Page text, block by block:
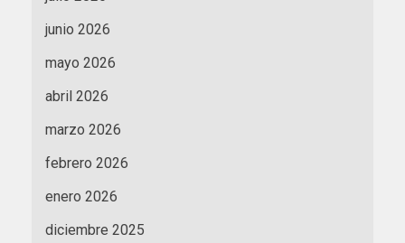
junio 2026
mayo 2026
abril 2026
marzo 2026
febrero 2026
enero 2026
diciembre 2025